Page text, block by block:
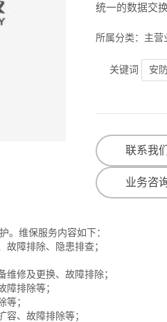
所属分类：主营
关键词 安
联系我们
业务咨
。维保服务内容如下：
故障排除、隐患排查；
维修及更换、故障排除；
障排除等；
等；
、故障排除等；